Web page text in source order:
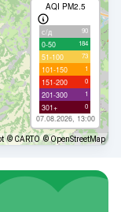
AQI PM2.5
с/д 90
0-50 184
51-100 73
101-150 1
151-200 0
201-300 1
301+ 0
07.08.2026, 13:00
© CARTO © OpenStreetMap